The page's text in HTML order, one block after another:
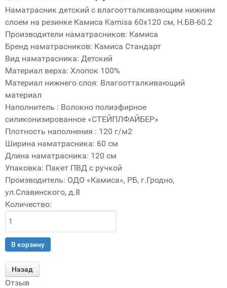
Наматрасник детский с влагоотталкивающим нижним
слоем на резинке Камиса Kamisa 60х120 см, Н.БВ-60.2
Производители наматрасников: Камиса
Бренд наматрасников: Камиса Стандарт
Вид наматрасника: Детский
Материал верха: Хлопок 100%
Материал нижнего слоя: Влагоотталкивающий
материал
Наполнитель : Волокно полиэфирное
силиконизированное «СТЕЙПЛФАЙБЕР»
Плотность наполнения : 120 г/м2
Ширина наматрасника: 60 см
Длина наматрасника: 120 см
Упаковка: Пакет ПВД с ручкой
Производитель: ОДО «Камиса», РБ, г.Гродно,
ул.Славинского, д.8
Количество:
Отзыв